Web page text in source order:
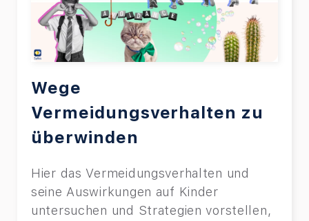
Wege
Vermeidungsverhalten zu
überwinden
Hier das Vermeidungsverhalten und
seine Auswirkungen auf Kinder
untersuchen und Strategien vorstellen,